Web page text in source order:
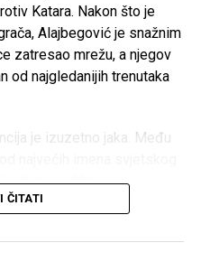
Katara. Nakon što je
Alajbegović je snažnim
zatresao mrežu, a njegov
od najgledanijih trenutaka
je izuzetno jaka. Među
Kyliana Mbappéa,
Juliana
Eliaha JustaiSidnyja
ČITATI